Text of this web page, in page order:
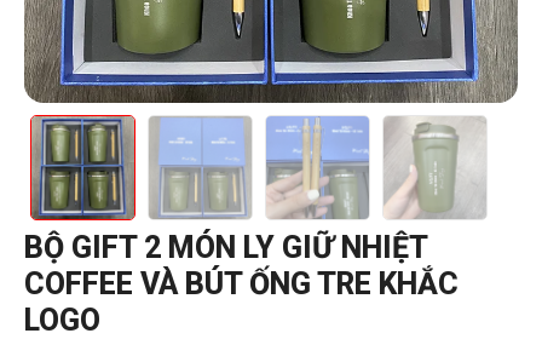
BỘ GIFT 2 MÓN LY GIỮ NHIỆT
COFFEE VÀ BÚT ỐNG TRE KHẮC
LOGO